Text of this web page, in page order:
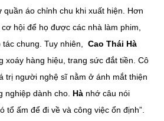
áo chỉnh chu khi xuất hiện. Hơn
hội để họ được các nhà làm phim,
chung. Tuy nhiên, Cao Thái Hà
xoáy hàng hiệu, trang sức đắt tiền. Cô
trị người nghệ sĩ nằm ở ánh mắt thiện
nghiệp dành cho. Hà nhớ câu nói
tổ ấm để đi về và công việc ổn định”.